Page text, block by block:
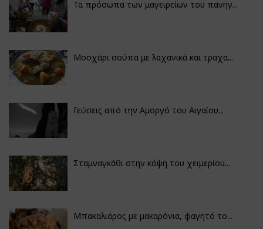
Τα πρόσωπα των μαγειρείων του πανηγ...
Μοσχάρι σούπα με λαχανικά και τραχα...
Γεύσεις από την Αμοργό του Αιγαίου...
Σταμναγκάθι στην κόψη του χειμερίου...
Μπακαλιάρος με μακαρόνια, φαγητό το...